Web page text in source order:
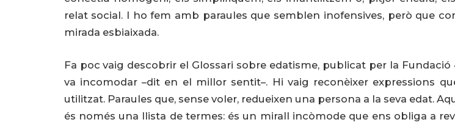
relat social. I ho fem amb paraules que semblen inofensives, però que
mirada esbiaixada.
Fa poc vaig descobrir el Glossari sobre edatisme, publicat per la Fundació
va incomodar –dit en el millor sentit–. Hi vaig reconèixer expressions
utilitzat. Paraules que, sense voler, redueixen una persona a la seva edat.
és només una llista de termes: és un mirall incòmode que ens obliga a